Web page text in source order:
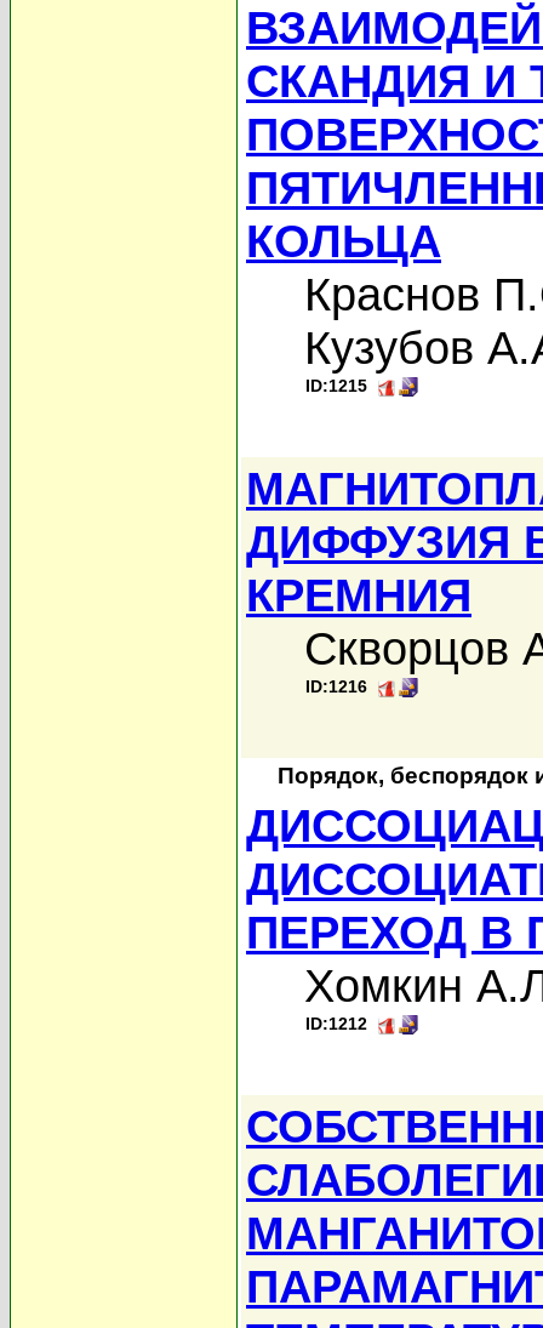
СКАНДИЯ И
КОЛЬЦА
Краснов
Кузубов
ID:1215
ДИФФУЗИЯ
КРЕМНИЯ
Скворцов
ID:1216
Порядок, беспорядок
ПЕРЕХОД В
Хомкин
ID:1212